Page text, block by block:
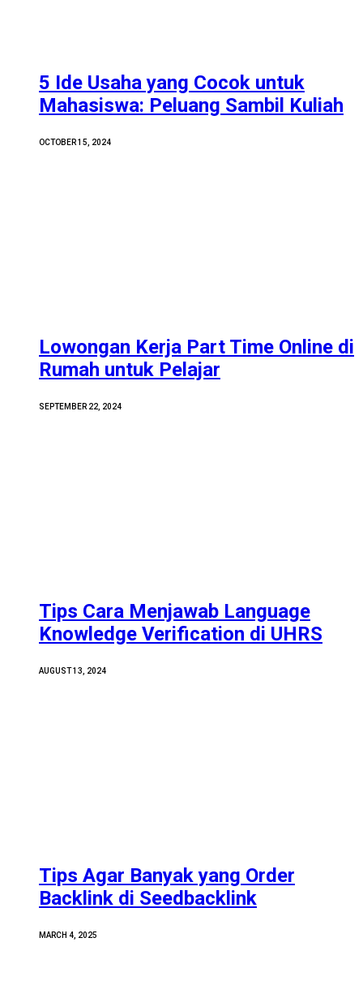
5 Ide Usaha yang Cocok untuk
Mahasiswa: Peluang Sambil Kuliah
OCTOBER 15, 2024
Lowongan Kerja Part Time Online di
Rumah untuk Pelajar
SEPTEMBER 22, 2024
Tips Cara Menjawab Language
Knowledge Verification di UHRS
AUGUST 13, 2024
Tips Agar Banyak yang Order
Backlink di Seedbacklink
MARCH 4, 2025